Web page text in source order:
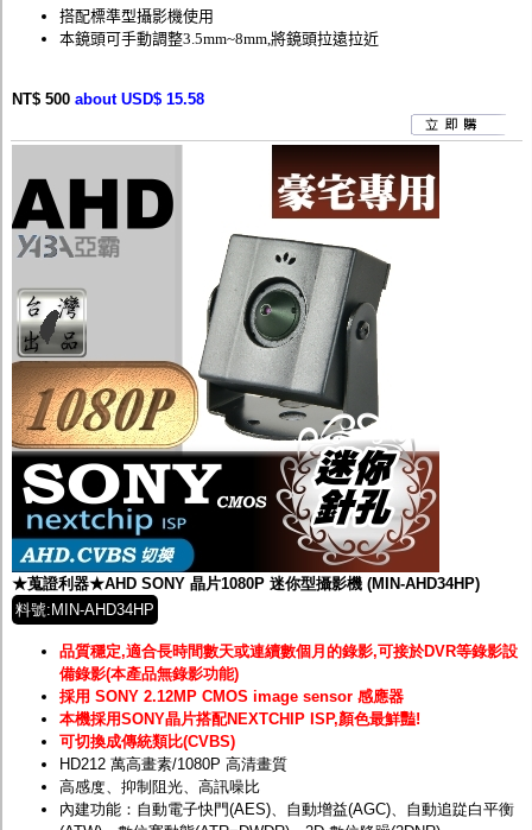
搭配標準型攝影機使用
本鏡頭可手動調整3.5mm~8mm,將鏡頭拉遠拉近
NT$ 500 about USD$ 15.58
★蒐證利器★AHD SONY 晶片1080P 迷你型攝影機 (MIN-AHD34HP)
料號:MIN-AHD34HP
品質穩定,適合長時間數天或連續數個月的錄影,可接於DVR等錄影設
備錄影(本產品無錄影功能)
採用 SONY 2.12MP CMOS image sensor 感應器
本機採用SONY晶片搭配NEXTCHIP ISP,顏色最鮮豔!
可切換成傳統類比(CVBS)
HD212 萬高畫素/1080P 高清畫質
高感度、抑制阻光、高訊噪比
內建功能：自動電子快門(AES)、自動增益(AGC)、自動追踨白平衡